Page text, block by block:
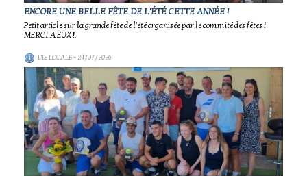
ENCORE UNE BELLE FÊTE DE L'ÉTÉ CETTE ANNÉE !
Petit article sur la grande fête de l'été organisée par le commité des fêtes !
MERCI A EUX !.
VIE LOCALE- 24/07/2026